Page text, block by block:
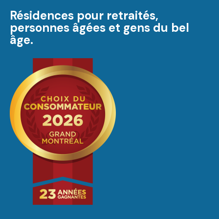
Résidences pour retraités,
personnes âgées et gens du bel
âge.